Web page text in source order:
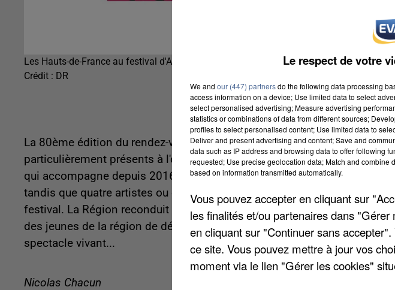
Les Hauts-de-France au festival d'Avignon
Crédit : DR
La 80ème édition du rendez-vous théâtral aura lieu du 4 au 25 juillet
particulièrement présents à l'événement grâce au dispositif régional «
qui accompagne depuis 2016 les compagnies du territoire. Dix d’entre
tandis que quatre artistes ou compagnies régionales ont été retenus dans
festival. La Région reconduit également l’opération « Lycéens et
des jeunes de la région de découvrir les spectacles, rencontrer les
spectacle vivant...
Nicolas Chacun
Le respect de votre
We and our (447) partnersdo the following data processing
access information on a device; Use limited data to select
select personalised advertising; Measure advertising
statistics or combinations of data from different sources;
profiles to select personalised content; Use limited data to
Deliver and present advertising and content; Save and
data such as IP address and browsing data to offer following
requested; Use precise geolocation data; Match and combine
based on information transmitted automatically.
Vous pouvez accepter en cliquant sur
les finalités et/ou partenaires dans
en cliquant sur "Continuer sans
ce site. Vous pouvez mettre à jour vos
moment via le lien "Gérer les cookies"